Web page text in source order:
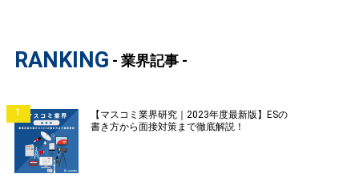
RANKING - 業界記事 -
1
【マスコミ業界研究｜2023年度最新版】ESの
書き方から面接対策まで徹底解説！